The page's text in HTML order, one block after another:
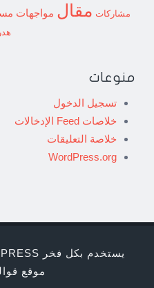
مشاركات مقال مواجهات
منوعات
تسجيل الدخول
خلاصات Feed الإدخالات
خلاصة التعليقات
WordPress.org
يستخدم بكل فخر WORDPRESS
موقع